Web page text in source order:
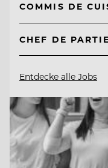
COMMIS DE
CHEF DE
Entdecke alle Jobs